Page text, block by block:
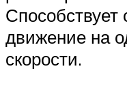
движение на
скорости.